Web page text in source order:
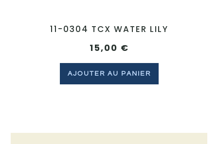
11-0304 TCX WATER LILY
15,00 €
AJOUTER AU PANIER